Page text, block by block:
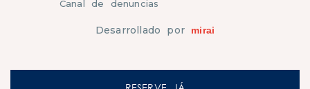
Desarrollado por mirai
Canal de denuncias